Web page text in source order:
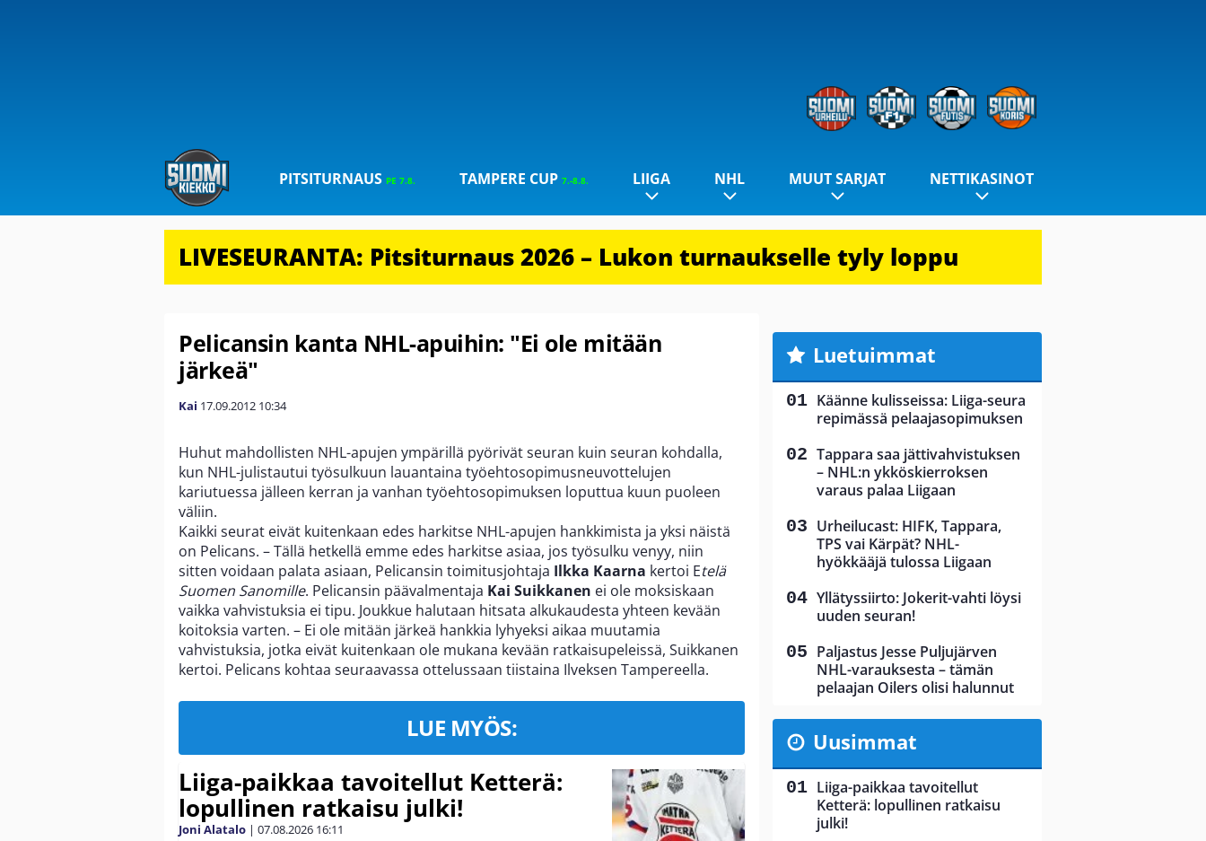
PITSITURNAUS PE 7.8. TAMPERE CUP 7.-8.8. LIIGA NHL MUUT SARJAT NETTIKASINOT
LIVESEURANTA: Pitsiturnaus 2026 – Lukon turnaukselle tyly loppu
Pelicansin kanta NHL-apuihin: "Ei ole mitään
järkeä"
Kai 17.09.2012 10:34
Huhut mahdollisten NHL-apujen ympärillä pyörivät seuran kuin seuran kohdalla,
kun NHL-julistautui työsulkuun lauantaina työehtosopimusneuvottelujen
kariutuessa jälleen kerran ja vanhan työehtosopimuksen loputtua kuun puoleen
väliin.
Kaikki seurat eivät kuitenkaan edes harkitse NHL-apujen hankkimista ja yksi näistä
on Pelicans. – Tällä hetkellä emme edes harkitse asiaa, jos työsulku venyy, niin
sitten voidaan palata asiaan, Pelicansin toimitusjohtaja Ilkka Kaarna kertoi Etelä
Suomen Sanomille. Pelicansin päävalmentaja Kai Suikkanen ei ole moksiskaan
vaikka vahvistuksia ei tipu. Joukkue halutaan hitsata alkukaudesta yhteen kevään
koitoksia varten. – Ei ole mitään järkeä hankkia lyhyeksi aikaa muutamia
vahvistuksia, jotka eivät kuitenkaan ole mukana kevään ratkaisupeleissä, Suikkanen
kertoi. Pelicans kohtaa seuraavassa ottelussaan tiistaina Ilveksen Tampereella.
LUE MYÖS:
Liiga-paikkaa tavoitellut Ketterä:
lopullinen ratkaisu julki!
Joni Alatalo | 07.08.2026 16:11
Luetuimmat
Käänne kulisseissa: Liiga-seura
repimässä pelaajasopimuksen
Tappara saa jättivahvistuksen
– NHL:n ykköskierroksen
varaus palaa Liigaan
Urheilucast: HIFK, Tappara,
TPS vai Kärpät? NHL-
hyökkääjä tulossa Liigaan
Yllätyssiirto: Jokerit-vahti löysi
uuden seuran!
Paljastus Jesse Puljujärven
NHL-varauksesta – tämän
pelaajan Oilers olisi halunnut
Uusimmat
Liiga-paikkaa tavoitellut
Ketterä: lopullinen ratkaisu
julki!